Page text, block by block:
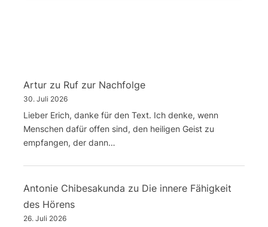
Artur zu Ruf zur Nachfolge
30. Juli 2026
Lieber Erich, danke für den Text. Ich denke, wenn
Menschen dafür offen sind, den heiligen Geist zu
empfangen, der dann…
Antonie Chibesakunda zu Die innere Fähigkeit
des Hörens
26. Juli 2026